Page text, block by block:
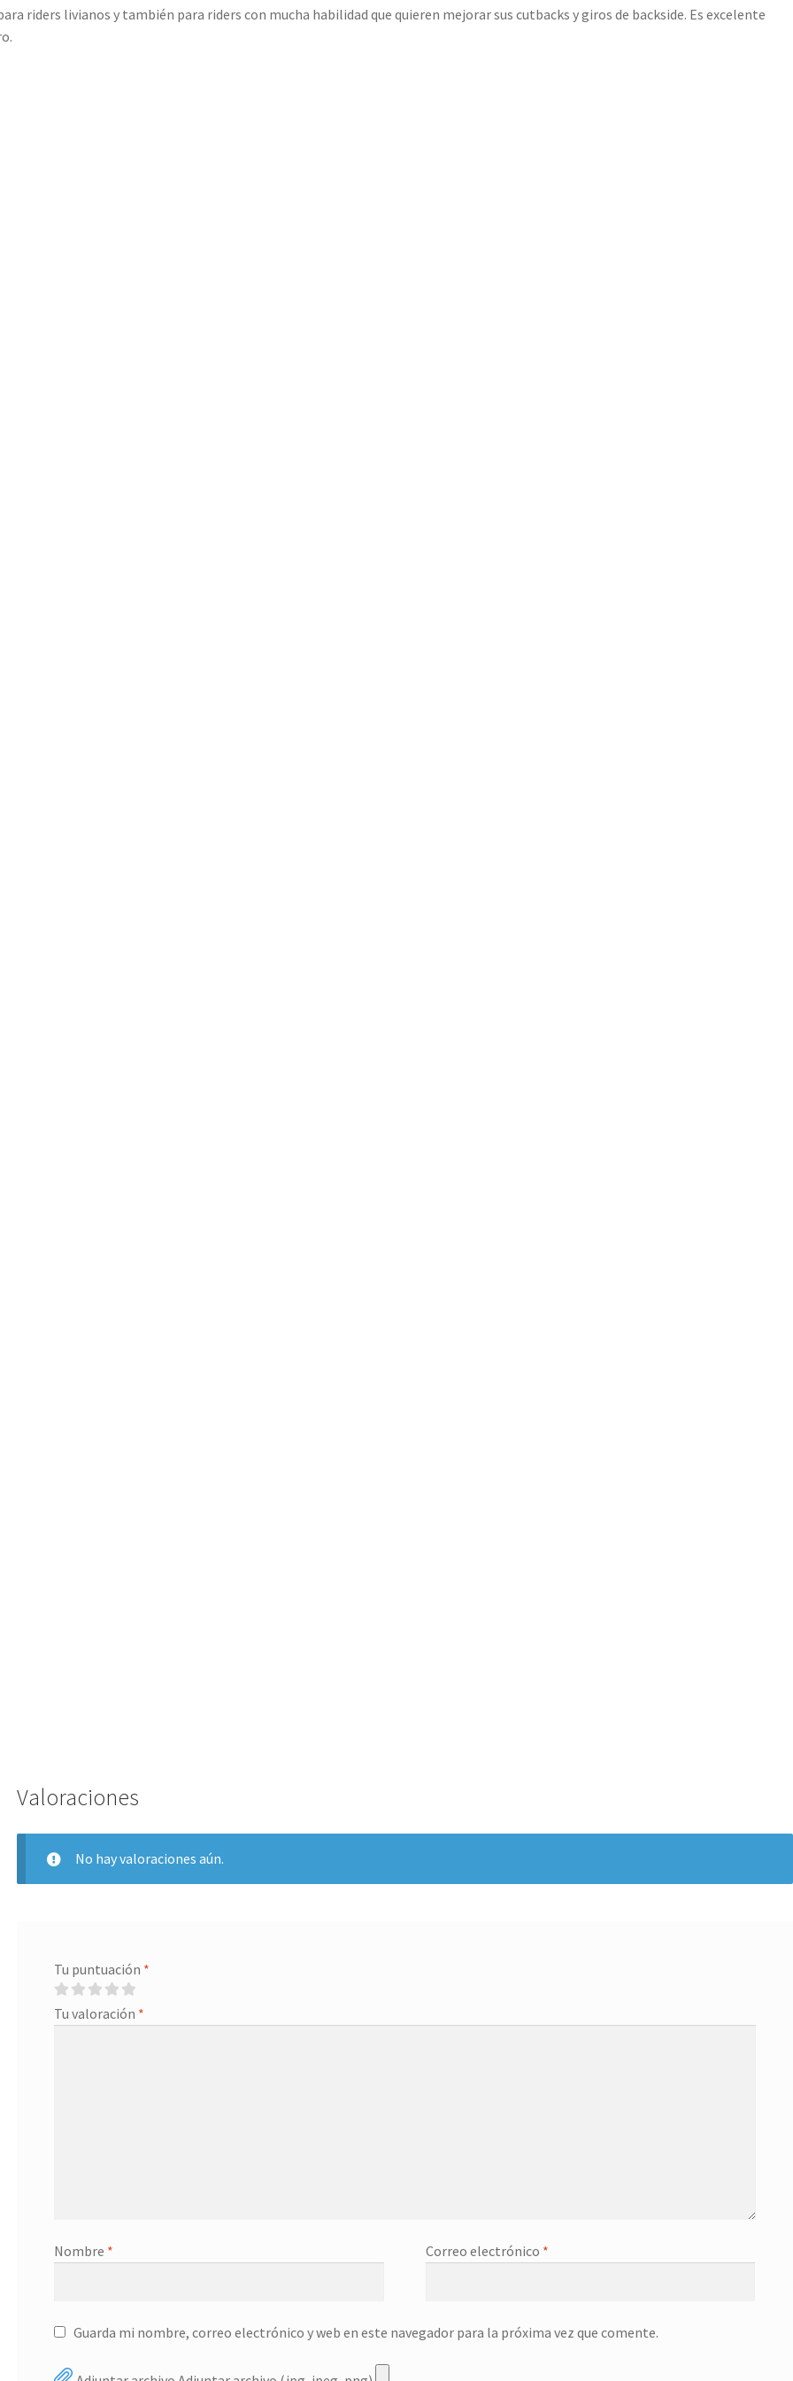
riders livianos y también para riders con mucha habilidad que quieren mejorar sus cutbacks y giros de backside. Es excelente
Valoraciones
No hay valoraciones aún.
Tu puntuación *
Tu valoración *
Nombre * Correo electrónico *
Guarda mi nombre, correo electrónico y web en este navegador para la próxima vez que comente.